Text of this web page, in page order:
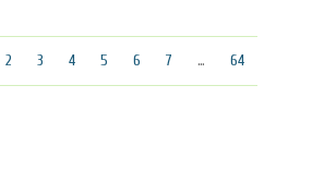
2 3 4 5 6 7 … 64